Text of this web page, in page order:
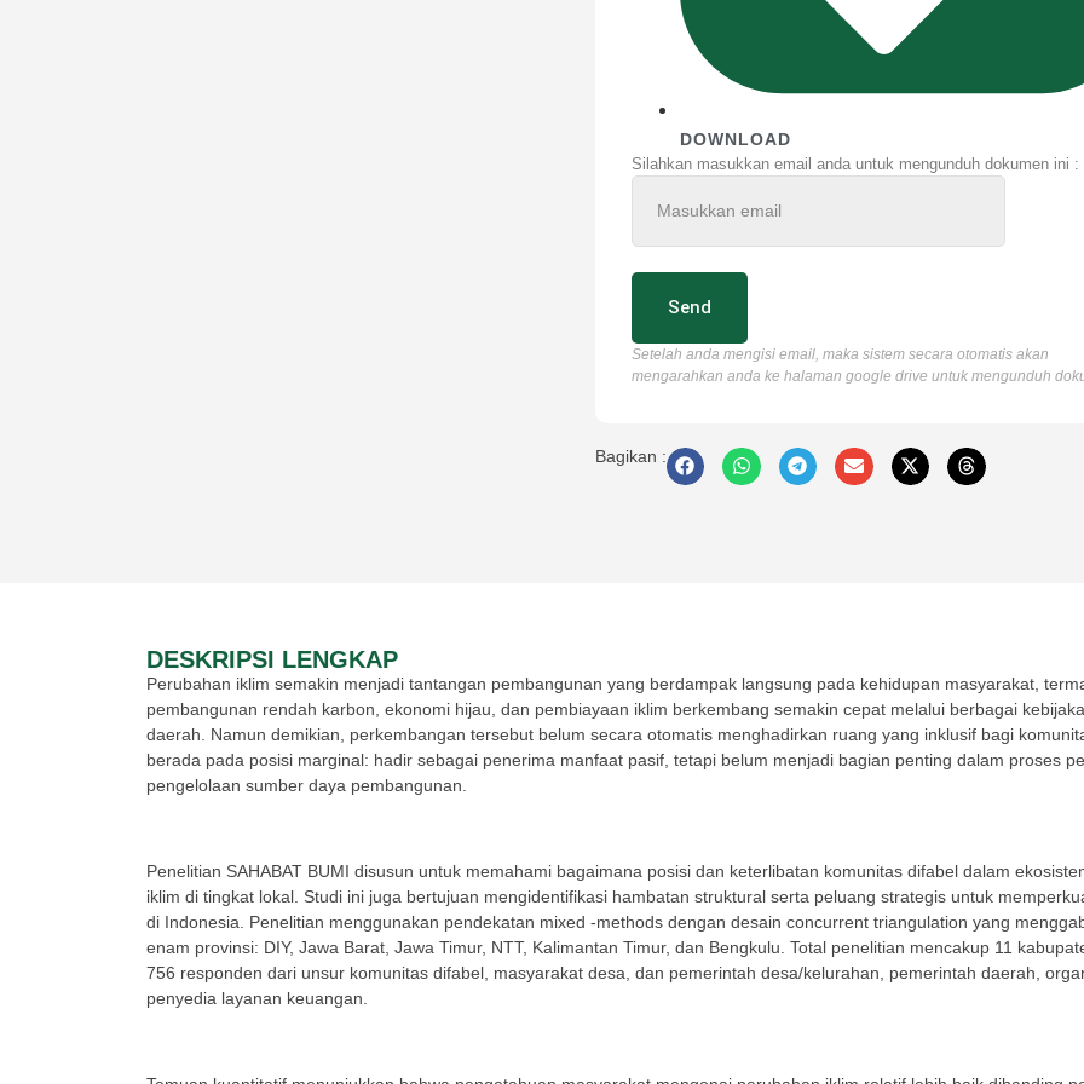
DOWNLOAD
Silahkan masukkan email anda untuk mengunduh dokumen ini :
Send
Setelah anda mengisi email, maka sistem secara otomatis akan
mengarahkan anda ke halaman google drive untuk mengunduh
Bagikan :
DESKRIPSI LENGKAP
Perubahan iklim semakin menjadi tantangan pembangunan yang berdampak langsung pada kehidupan masyarakat,
pembangunan rendah karbon, ekonomi hijau, dan pembiayaan iklim berkembang semakin cepat melalui berbagai
daerah. Namun demikian, perkembangan tersebut belum secara otomatis menghadirkan ruang yang inklusif bagi
berada pada posisi marginal: hadir sebagai penerima manfaat pasif, tetapi belum menjadi bagian penting dalam proses
pengelolaan sumber daya pembangunan.
Penelitian SAHABAT BUMI disusun untuk memahami bagaimana posisi dan keterlibatan komunitas difabel dalam
iklim di tingkat lokal. Studi ini juga bertujuan mengidentifikasi hambatan struktural serta peluang strategis untuk
di Indonesia. Penelitian menggunakan pendekatan mixed -methods dengan desain concurrent triangulation yang
enam provinsi: DIY, Jawa Barat, Jawa Timur, NTT, Kalimantan Timur, dan Bengkulu. Total penelitian mencakup 11
756 responden dari unsur komunitas difabel, masyarakat desa, dan pemerintah desa/kelurahan, pemerintah daerah,
penyedia layanan keuangan.